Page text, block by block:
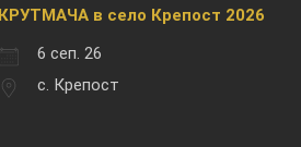
КРУТМАЧА в село Крепост 2026
6 сеп. 26
с. Крепост